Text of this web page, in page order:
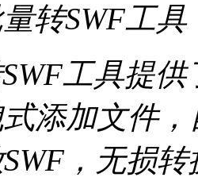
转SWF工具
工具提
添加文件
，无损